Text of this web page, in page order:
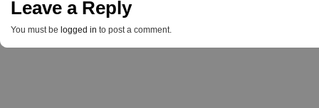
Leave a Reply
You must be logged in to post a comment.